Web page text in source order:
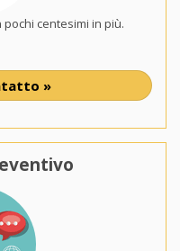
pochi centesimi in più.
»